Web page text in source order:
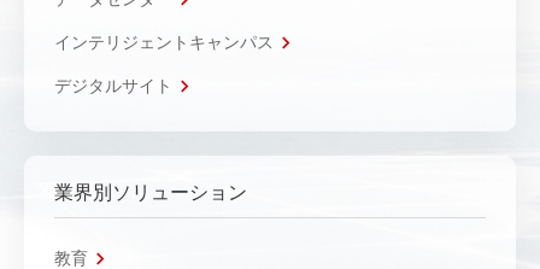
インテリジェントキャンパス
デジタルサイト
業界別ソリューション
教育